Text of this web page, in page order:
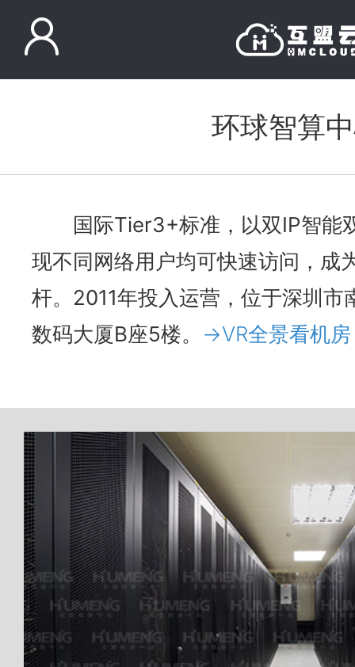
环球智算
国际Tier3+标准，以双IP智能
现不同网络用户均可快速访问，成
杆。2011年投入运营，位于深圳市
数码大厦B座5楼。 →VR全景看机房